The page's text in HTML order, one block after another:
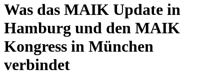
Was das MAIK Update in
Hamburg und den MAIK
Kongress in München
verbindet